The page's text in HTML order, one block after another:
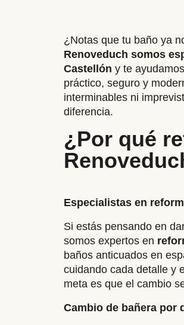
¿Notas que tu baño ya
Renoveduch somos
Castellón y te
práctico, seguro y
interminables ni
diferencia.
¿Por qué
Especialistas en
Si estás pensando en
somos expertos en
baños anticuados en
cuidando cada detalle y
meta es que el cambio
Cambio de bañera por